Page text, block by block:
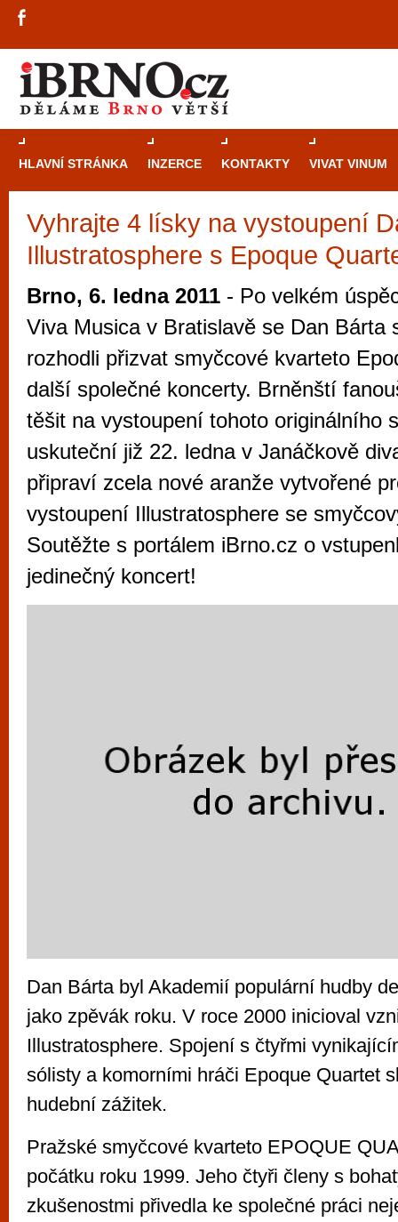
HLAVNÍ STRÁNKA INZERCE KONTAKTY VIVAT VINUM
Vyhrajte 4 lísky na vystoupení
Illustratosphere s Epoque
Brno, 6. ledna 2011 - Po velkém
Viva Musica v Bratislavě se Dan Bárta
rozhodli přizvat smyčcové kvarteto
další společné koncerty. Brněnští
těšit na vystoupení tohoto originálního
uskuteční již 22. ledna v Janáčkově
připraví zcela nové aranže vytvořené
vystoupení Illustratosphere se
Soutěžte s portálem iBrno.cz o
jedinečný koncert!
Dan Bárta byl Akademií populární hudby
jako zpěvák roku. V roce 2000 inicioval
Illustratosphere. Spojení s čtyřmi
sólisty a komorními hráči Epoque Quartet
hudební zážitek.
Pražské smyčcové kvarteto EPOQUE
počátku roku 1999. Jeho čtyři členy s
zkušenostmi přivedla ke společné práci
Průvodce
Brně: Od
Brno je
zajímavé
restaurace,
Mimo jiné je ale také místem, kde si
vyzkoušet různé kasinové hry. V
metropoli naleznete širokou nabídku her
po moderní automaty jak pro pravidelné
příležitostné hráče. V...